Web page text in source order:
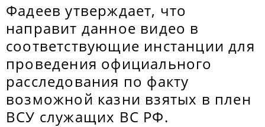
Фадеев утверждает, что
направит данное видео в
соответствующие инстанции для
проведения официального
расследования по факту
возможной казни взятых в плен
ВСУ служащих ВС РФ.